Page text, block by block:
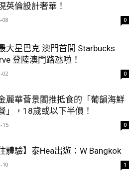
英倫設計奢華！
08 0
大星巴克 澳門首間 Starbucks
登陸澳門路氹啦！
02 0
麗華薈景閣推抵食的「葡韻海鮮
」，18歲或以下半價！
15 0
體驗】泰Hea出遊：W Bangkok
10 1